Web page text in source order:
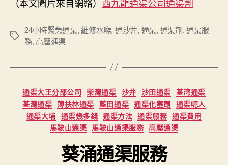
Tags
24小時緊急通渠,維修水喉, 通沙井, 通渠, 通渠劑,通渠服
務, 高壓通渠
Categories
通渠大王分部公司 柴灣通渠 沙井 沙田通渠 荃湾通渠
荃灣通渠 薄扶林通渠 藍田通渠 通渠化塞劑 通渠呃人
通渠大埔 通渠幾多錢 通渠方法 通渠服務 通渠費用
馬鞍山通渠 馬鞍山通渠服務 高壓通渠
葵涌通渠服務